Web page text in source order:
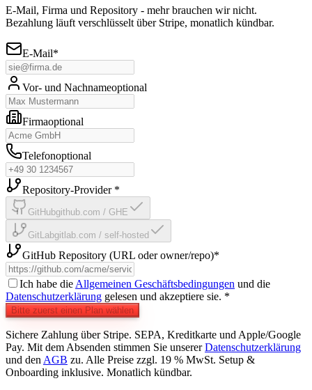
E-Mail, Firma und Repository - mehr brauchen wir nicht.
Bezahlung läuft verschlüsselt über Stripe, monatlich kündbar.
E-Mail*
Vor- und Nachnameoptional
Firmaoptional
Telefonoptional
Repository-Provider *
GitHubgithub.com / GHE
GitLabgitlab.com / self-hosted
GitHub Repository (URL oder owner/repo)*
Ich habe die Allgemeinen Geschäftsbedingungen und die
Datenschutzerklärung gelesen und akzeptiere sie. *
Bitte zuerst einen Plan wählen
Sichere Zahlung über Stripe. SEPA, Kreditkarte und Apple/Google
Pay. Mit dem Absenden stimmen Sie unserer Datenschutzerklärung
und den AGB zu. Alle Preise zzgl. 19 % MwSt. Setup &
Onboarding inklusive. Monatlich kündbar.